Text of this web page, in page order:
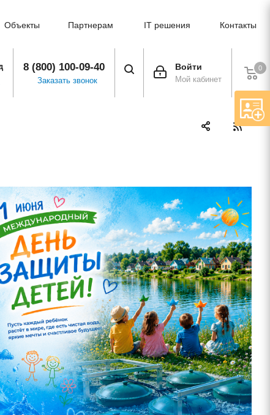
Объекты Партнерам IT решения Контакты
0
Войти
Мой кабинет
8 (800) 100-09-40
Заказать звонок